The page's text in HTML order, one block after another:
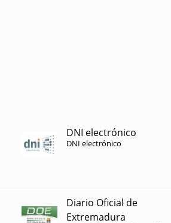
DNI electrónico
DNI electrónico
Diario Oficial de
Extremadura